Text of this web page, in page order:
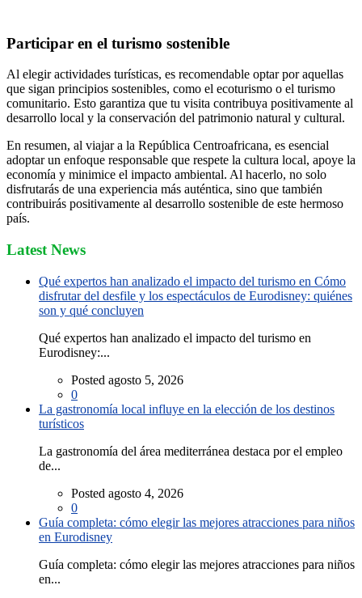
Participar en el turismo sostenible
Al elegir actividades turísticas, es recomendable optar por aquellas
que sigan principios sostenibles, como el ecoturismo o el turismo
comunitario. Esto garantiza que tu visita contribuya positivamente al
desarrollo local y la conservación del patrimonio natural y cultural.
En resumen, al viajar a la República Centroafricana, es esencial
adoptar un enfoque responsable que respete la cultura local, apoye la
economía y minimice el impacto ambiental. Al hacerlo, no solo
disfrutarás de una experiencia más auténtica, sino que también
contribuirás positivamente al desarrollo sostenible de este hermoso
país.
Latest News
Qué expertos han analizado el impacto del turismo en Cómo
disfrutar del desfile y los espectáculos de Eurodisney: quiénes
son y qué concluyen
Qué expertos han analizado el impacto del turismo en
Eurodisney:...
Posted agosto 5, 2026
0
La gastronomía local influye en la elección de los destinos
turísticos
La gastronomía del área mediterránea destaca por el empleo
de...
Posted agosto 4, 2026
0
Guía completa: cómo elegir las mejores atracciones para niños
en Eurodisney
Guía completa: cómo elegir las mejores atracciones para niños
en...